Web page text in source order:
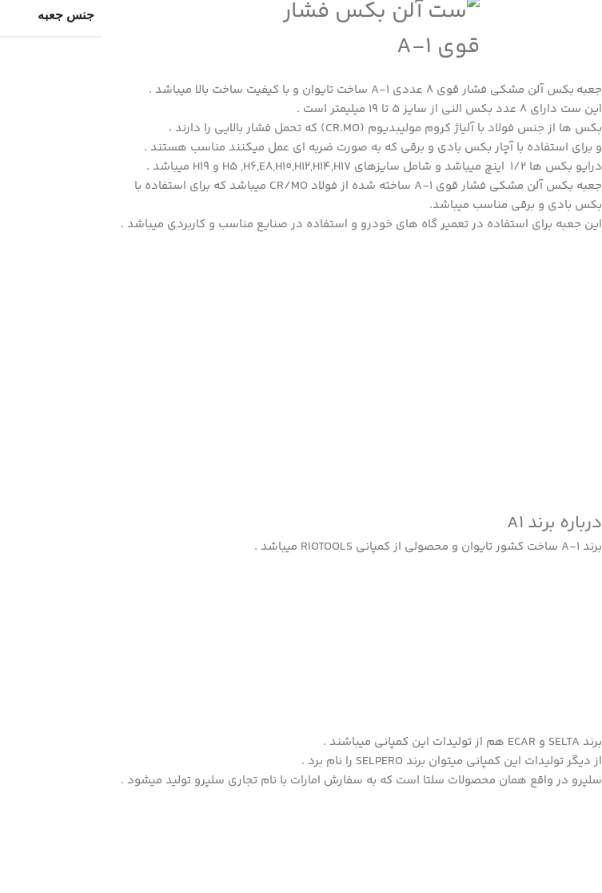
جعبه بکس آلن مشکی فشار قوی 8 عددی A-1 ساخت تایوان و با کیفیت ساخت بالا میباشد .
این ست دارای 8 عدد بکس النی از سایز 5 تا 19 میلیمتر است .
بکس ها از جنس فولاد با آلیاژ کروم مولیبدیوم (CR.MO) که تحمل فشار بالایی را دارند ،
و برای استفاده با آچار بکس بادی و برقی که به صورت ضربه ای عمل میکنند مناسب هستند .
درایو بکس ها 1/2 اینچ میباشد و شامل سایزهای H5 ,H6,E8,H10,H12,H14,H17 و H19 میباشد .
جعبه بکس آلن مشکی فشار قوی A-1 ساخته شده از فولاد CR/MO میباشد که برای استفاده با
بکس بادی و برقی مناسب میباشد.
این جعبه برای استفاده در تعمیر گاه های خودرو و استفاده در صنایع مناسب و کاربردی میباشد .
درباره برند A1
برند A-1 ساخت کشور تایوان و محصولی از کمپانی RIOTOOLS میباشد .
برند SELTA و ECAR هم از تولیدات این کمپانی میباشند .
از دیگر تولیدات این کمپانی میتوان برند SELPERO را نام برد .
سلپرو در واقع همان محصولات سلتا است که به سفارش امارات با نام تجاری سلپرو تولید میشود .
جنس جعبه